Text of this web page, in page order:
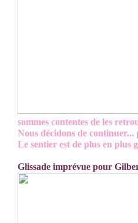
sommes contentes de les
Nous décidons de
Le sentier est de plus en plus
Glissade imprévue pour